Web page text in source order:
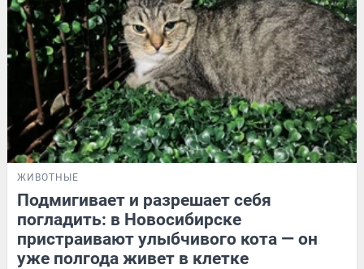
ЖИВОТНЫЕ
Подмигивает и разрешает себя
погладить: в Новосибирске
пристраивают улыбчивого кота — он
уже полгода живет в клетке